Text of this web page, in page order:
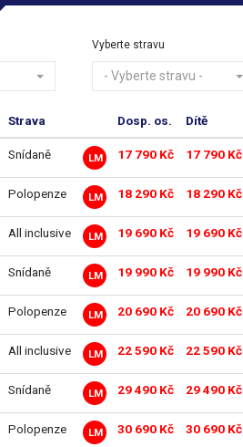
Vyberte stravu
- Vyberte stravu -
Strava Dosp. os. Dítě
Snídaně LM 17 790 Kč 17 790 Kč
Polopenze LM 18 290 Kč 18 290 Kč
All inclusive LM 19 690 Kč 19 690 Kč
Snídaně LM 19 990 Kč 19 990 Kč
Polopenze LM 20 690 Kč 20 690 Kč
All inclusive LM 22 590 Kč 22 590 Kč
Snídaně LM 29 490 Kč 29 490 Kč
Polopenze LM 30 690 Kč 30 690 Kč